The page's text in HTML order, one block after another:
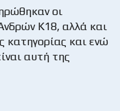
οι
Κ18, αλλά και
κατηγορίας και ενώ
αυτή της